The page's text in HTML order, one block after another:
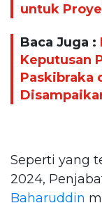
untuk
Baca Juga :
Keputusan
Paskibraka
Seperti yang
2024,
Baharuddin